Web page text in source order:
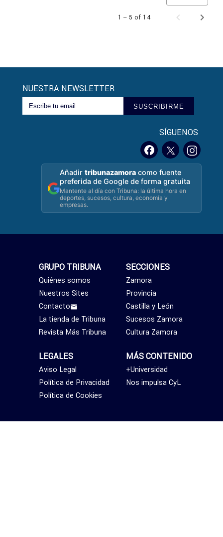
1 – 5 of 14
NUESTRA NEWSLETTER
SUSCRIBIRME
SÍGUENOS
Añadirtribunazamora como fuente
preferida de Google de forma gratuita
Mantente al día con Tribuna: la última hora en
deportes, sucesos, cultura, economía y
empresas.
SECCIONES
Zamora
Provincia
Castilla y León
Sucesos Zamora
Cultura Zamora
MÁS CONTENIDO
+Universidad
Nos impulsa CyL
GRUPO TRIBUNA
Quiénes somos
Nuestros Sites
Contacto
La tienda de Tribuna
Revista Más Tribuna
LEGALES
Aviso Legal
Política de Privacidad
Política de Cookies